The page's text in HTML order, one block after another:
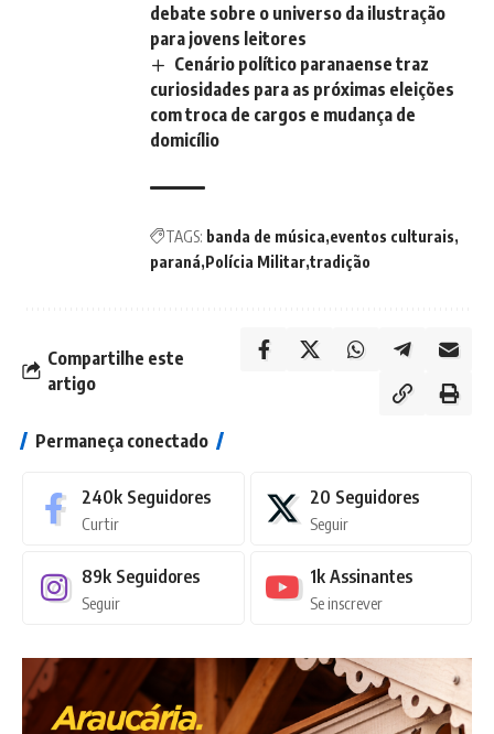
debate sobre o universo da ilustração
para jovens leitores
Cenário político paranaense traz
curiosidades para as próximas eleições
com troca de cargos e mudança de
domicílio
TAGS: banda de música eventos culturais
paraná Polícia Militar tradição
Compartilhe este
artigo
Permaneça conectado
240k Seguidores
Curtir
20 Seguidores
Seguir
89k Seguidores
Seguir
1k Assinantes
Se inscrever